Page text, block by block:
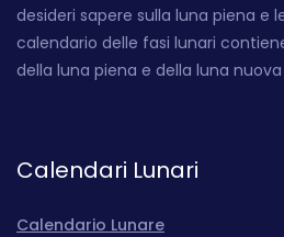
desideri sapere sulla luna piena e
calendario delle fasi lunari
della luna piena e della luna
Calendari Lunari
Calendario Lunare